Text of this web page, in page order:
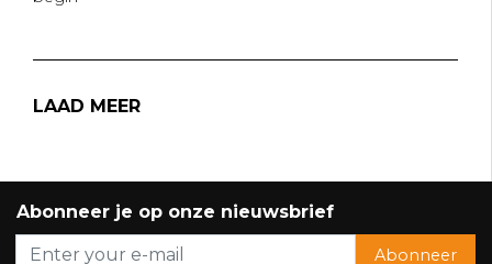
LAAD MEER
Abonneer je op onze nieuwsbrief
Abonneer